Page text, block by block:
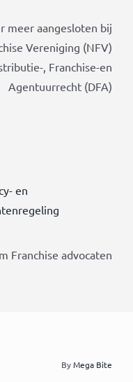
meer aangesloten bij
Vereniging (NFV)
, Franchise-en
Agentuurrecht (DFA)
en
Franchise advocaten
ByMega Bite